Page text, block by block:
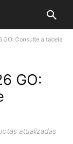
GO: Consulte a tabela
GO:
atualizadas